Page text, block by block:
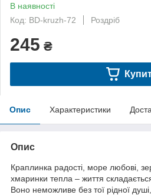
В наявності
Код: BD-kruzh-72
Роздріб
245 ₴
Опис Характеристики
Опис
Краплинка радості, море любові,
хмаринки тепла – життя
Воно неможливе без тої рідної